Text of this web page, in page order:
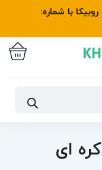
ای
با شماره: